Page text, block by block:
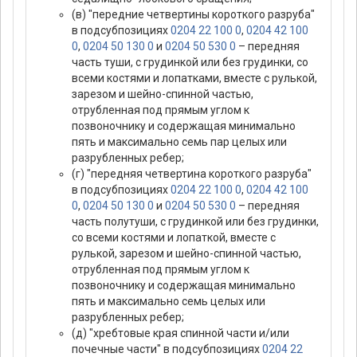
(в) "передние четвертины короткого разруба"
в подсубпозициях0204 22 100 0, 0204 42 100
0, 0204 50 130 0 и 0204 50 530 0 – передняя
часть туши, с грудинкой или без грудинки, со
всеми костями и лопатками, вместе с рулькой,
зарезом и шейно-спинной частью,
отрубленная под прямым углом к
позвоночнику и содержащая минимально
пять и максимально семь пар целых или
разрубленных ребер;
(г) "передняя четвертина короткого разруба"
в подсубпозициях0204 22 100 0, 0204 42 100
0, 0204 50 130 0 и 0204 50 530 0 – передняя
часть полутуши, с грудинкой или без грудинки,
со всеми костями и лопаткой, вместе с
рулькой, зарезом и шейно-спинной частью,
отрубленная под прямым углом к
позвоночнику и содержащая минимально
пять и максимально семь целых или
разрубленных ребер;
(д) "хребтовые края спинной части и/или
почечные части" в подсубпозициях0204 22